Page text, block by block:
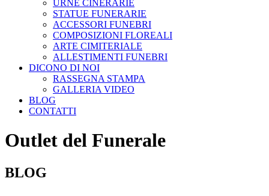
URNE CINERARIE
STATUE FUNERARIE
ACCESSORI FUNEBRI
COMPOSIZIONI FLOREALI
ARTE CIMITERIALE
ALLESTIMENTI FUNEBRI
DICONO DI NOI
RASSEGNA STAMPA
GALLERIA VIDEO
BLOG
CONTATTI
Outlet del Funerale
BLOG